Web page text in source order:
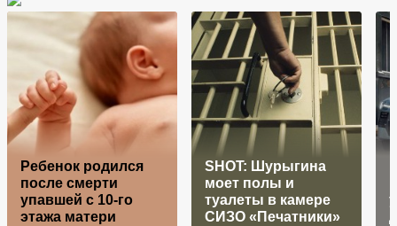
Ребенок родился
после смерти
упавшей с 10-го
этажа матери
SHOT: Шурыгина
моет полы и
туалеты в камере
СИЗО «Печатники»